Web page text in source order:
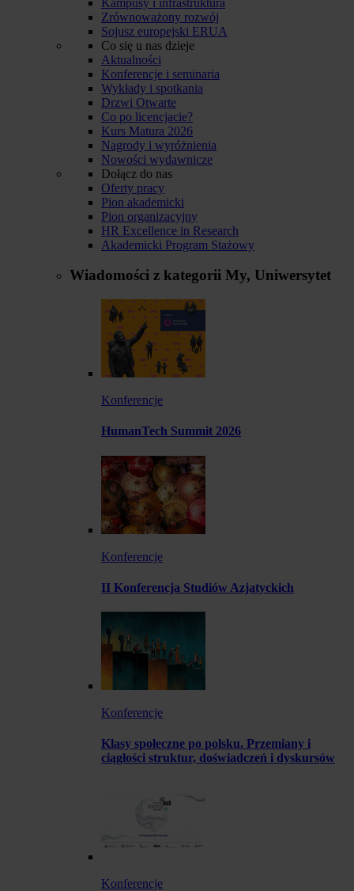
Zrównoważony rozwój
Sojusz europejski ERUA
Co się u nas dzieje
Aktualności
Konferencje i seminaria
Wykłady i spotkania
Drzwi Otwarte
Co po licencjacie?
Kurs Matura 2026
Nagrody i wyróżnienia
Nowości wydawnicze
Dołącz do nas
Oferty pracy
Pion akademicki
Pion organizacyjny
HR Excellence in Research
Akademicki Program Stażowy
Wiadomości z kategorii My, Uniwersytet
Konferencje
HumanTech Summit 2026
Konferencje
II Konferencja Studiów Azjatyckich
Konferencje
Klasy społeczne po polsku. Przemiany i
ciągłości struktur, doświadczeń i dyskursów
Konferencje